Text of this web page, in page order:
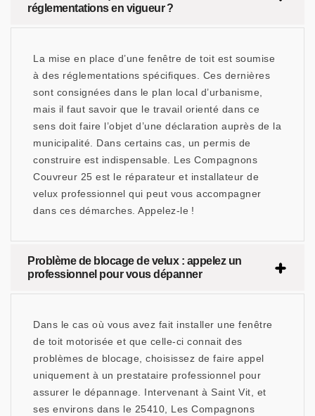
réglementations en vigueur ?
La mise en place d’une fenêtre de toit est soumise
à des réglementations spécifiques. Ces dernières
sont consignées dans le plan local d’urbanisme,
mais il faut savoir que le travail orienté dans ce
sens doit faire l’objet d’une déclaration auprès de la
municipalité. Dans certains cas, un permis de
construire est indispensable. Les Compagnons
Couvreur 25 est le réparateur et installateur de
velux professionnel qui peut vous accompagner
dans ces démarches. Appelez-le !
Problème de blocage de velux : appelez un
professionnel pour vous dépanner
Dans le cas où vous avez fait installer une fenêtre
de toit motorisée et que celle-ci connait des
problèmes de blocage, choisissez de faire appel
uniquement à un prestataire professionnel pour
assurer le dépannage. Intervenant à Saint Vit, et
ses environs dans le 25410, Les Compagnons